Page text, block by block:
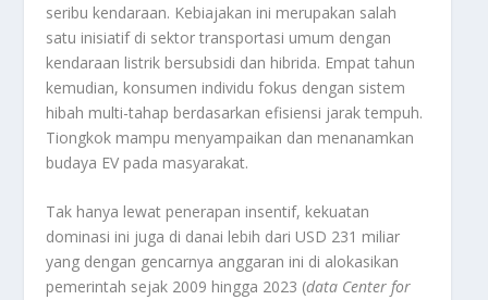
seribu kendaraan. Kebiajakan ini merupakan salah
satu inisiatif di sektor transportasi umum dengan
kendaraan listrik bersubsidi dan hibrida. Empat tahun
kemudian, konsumen individu fokus dengan sistem
hibah multi-tahap berdasarkan efisiensi jarak tempuh.
Tiongkok mampu menyampaikan dan menanamkan
budaya EV pada masyarakat.
Tak hanya lewat penerapan insentif, kekuatan
dominasi ini juga di danai lebih dari USD 231 miliar
yang dengan gencarnya anggaran ini di alokasikan
pemerintah sejak 2009 hingga 2023 (data Center for